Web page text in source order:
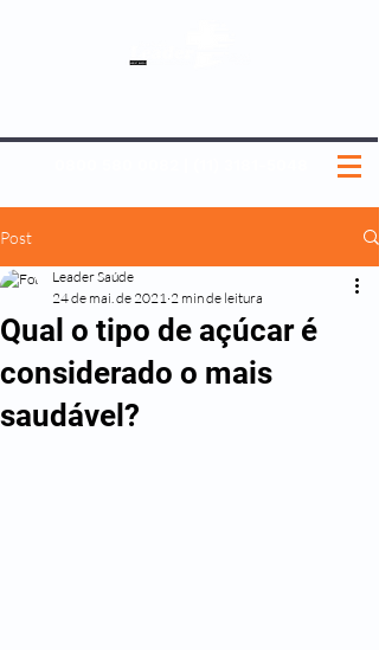
Post
Qual o tipo de açúcar é
considerado o mais
saudável?
Leader Saúde
24 de mai. de 2021 2 min de leitura